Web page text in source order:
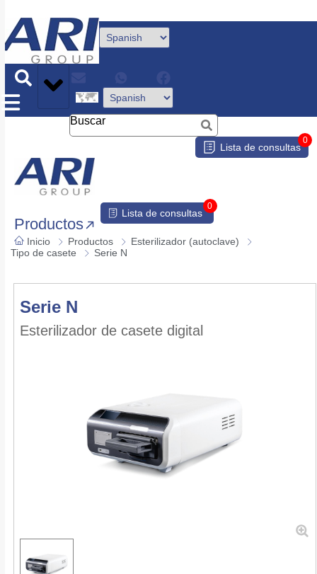
Buscar
Lista de consultas
0
Lista de consultas
0
Productos
Inicio Productos
Esterilizador (autoclave)
Tipo de casete
Serie N
Serie N
Esterilizador de casete digital